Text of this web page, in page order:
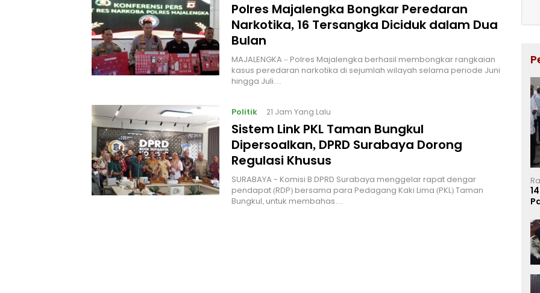
Polres Majalengka Bongkar Peredaran
Narkotika, 16 Tersangka Diciduk dalam Dua
Bulan
MAJALENGKA – Polres Majalengka berhasil membongkar rangkaian
kasus peredaran narkotika di sejumlah wilayah selama periode Juni
hingga Juli…
Politik 21 Jam Yang Lalu
‎Sistem Link PKL Taman Bungkul
Dipersoalkan, DPRD Surabaya Dorong
Regulasi Khusus
‎SURABAYA - Komisi B DPRD Surabaya menggelar rapat dengar
pendapat (RDP) bersama para Pedagang Kaki Lima (PKL) Taman
Bungkul, untuk membahas…